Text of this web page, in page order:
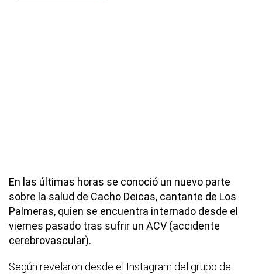
En las últimas horas se conoció un nuevo parte
sobre la salud de Cacho Deicas, cantante de Los
Palmeras, quien se encuentra internado desde el
viernes pasado tras sufrir un ACV (accidente
cerebrovascular).
Según revelaron desde el Instagram del grupo de